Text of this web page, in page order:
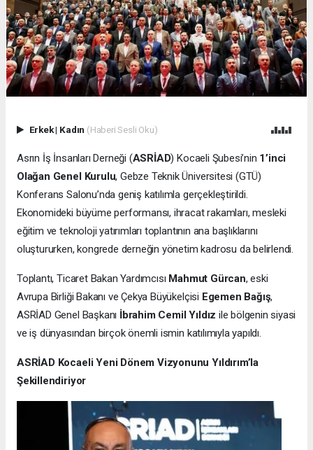
Erkek| Kadın (Haberi Sesli Oku)
Asrın İş İnsanları Derneği (ASRİAD) Kocaeli Şubesi’nin 1’inci
Olağan Genel Kurulu, Gebze Teknik Üniversitesi (GTÜ)
Konferans Salonu’nda geniş katılımla gerçekleştirildi.
Ekonomideki büyüme performansı, ihracat rakamları, mesleki
eğitim ve teknoloji yatırımları toplantının ana başlıklarını
oluştururken, kongrede derneğin yönetim kadrosu da belirlendi.
Toplantı, Ticaret Bakan Yardımcısı Mahmut Gürcan, eski
Avrupa Birliği Bakanı ve Çekya Büyükelçisi Egemen Bağış,
ASRİAD Genel Başkanı İbrahim Cemil Yıldız ile bölgenin siyasi
ve iş dünyasından birçok önemli ismin katılımıyla yapıldı.
ASRİAD Kocaeli Yeni Dönem Vizyonunu Yıldırım’la
Şekillendiriyor